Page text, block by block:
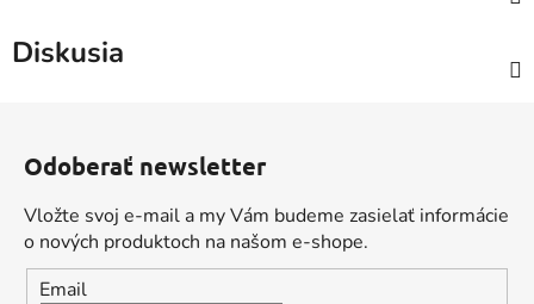
Diskusia
Odoberať newsletter
Vložte svoj e-mail a my Vám budeme zasielať informácie
o nových produktoch na našom e-shope.
Email